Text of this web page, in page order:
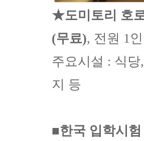
★도미토리 호
(무료), 전원 1
주요시설 : 식
지 등
■한국 입학시